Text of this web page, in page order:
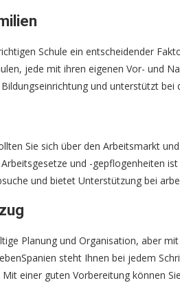
Schule ein entscheidender
jede mit ihren eigenen Vor- und
und unterstützt bei
Sie sich über den Arbeitsmarkt
und -gepflogenheiten
und bietet Unterstützung bei
Planung und Organisation, aber
steht Ihnen bei jedem
einer guten Vorbereitung können